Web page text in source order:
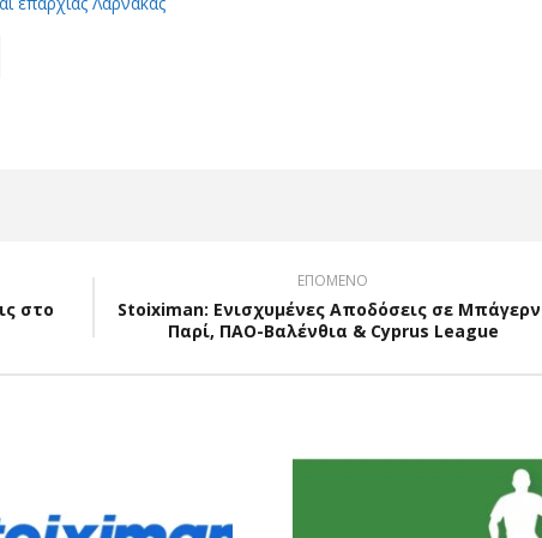
στο
ΕΠΟΜΕΝΟ
Stoiximan: Ενισχυμένες Αποδόσεις σε
Παρί, ΠΑΟ-Βαλένθια & Cyprus League